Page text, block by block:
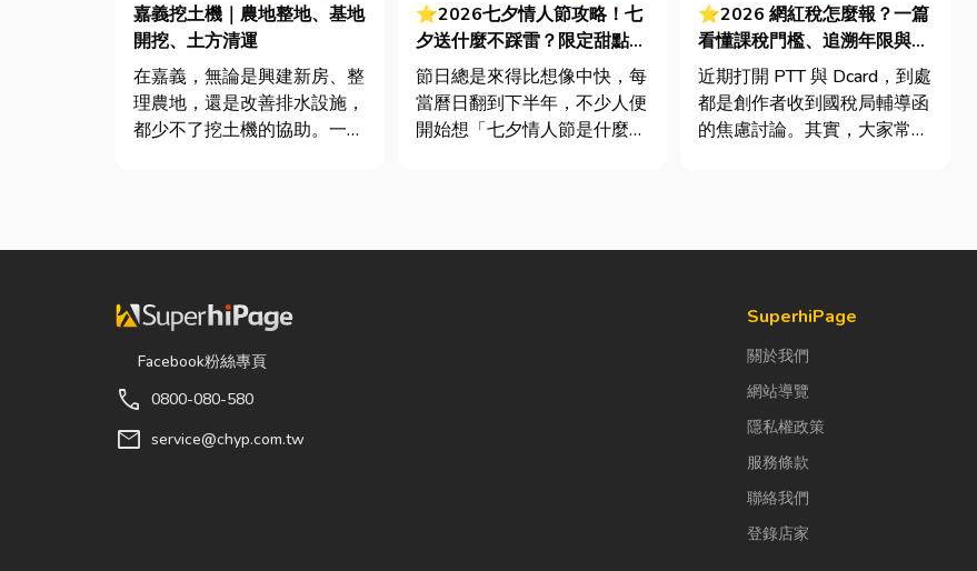
嘉義挖土機｜農地整地、基地
開挖、土方清運
在嘉義，無論是興建新房、整
理農地，還是改善排水設施，
都少不了挖土機的協助。一台
早已成為...
⭐2026七夕情人節攻略！七
夕送什麼不踩雷？限定甜點哪
裡買？台中甜點推薦一次看！
節日總是來得比想像中快，每
當曆日翻到下半年，不少人便
開始想「七夕情人節是什麼時
⭐2026 網紅稅怎麼報？一篇
看懂課稅門檻、追溯年限與合
法節稅，文末加碼會計/記帳
士推薦
近期打開 PTT 與 Dcard，到處
都是創作者收到國稅局輔導函
的焦慮討論。其實，大家常說
Facebook粉絲專頁
call 0800-080-580
mail service@chyp.com.tw
SuperhiPage
關於我們
網站導覽
隱私權政策
服務條款
聯絡我們
登錄店家